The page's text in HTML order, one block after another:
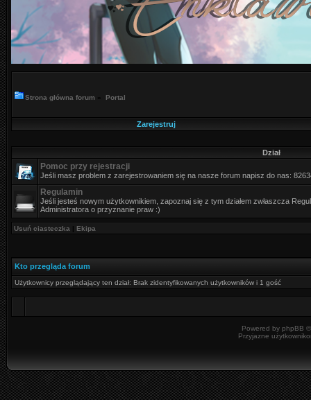
Strona główna forum » Portal
Zarejestruj
Dział
Pomoc przy rejestracji
Jeśli masz problem z zarejestrowaniem się na nasze forum napisz do nas:
Regulamin
Jeśli jesteś nowym użytkownikiem, zapoznaj się z tym działem zwłaszcza
Administratora o przyznanie praw :)
Usuń ciasteczka | Ekipa
Kto przegląda forum
Użytkownicy przeglądający ten dział: Brak zidentyfikowanych użytkowników i 1 gość
Powered by phpBB
Przyjazne